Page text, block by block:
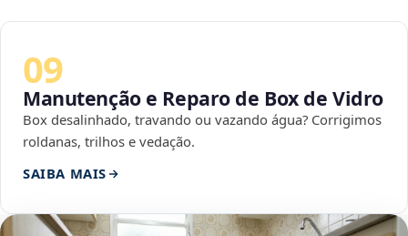
09
Manutenção e Reparo de Box de Vidro
Box desalinhado, travando ou vazando água? Corrigimos
roldanas, trilhos e vedação.
SAIBA MAIS